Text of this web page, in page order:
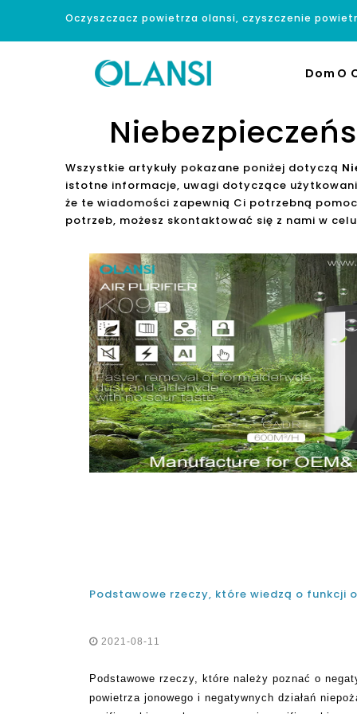
Oczyszczacz powietrza olansi, czyszczenie
Dom O
Wszystkie artykuły pokazane poniżej dotyczą
istotne informacje, uwagi dotyczące
że te wiadomości zapewnią Ci potrzebną
potrzeb, możesz skontaktować się z nami w
2021-08-11
Podstawowe rzeczy, które należy poznać o
powietrza jonowego i negatywnych działań